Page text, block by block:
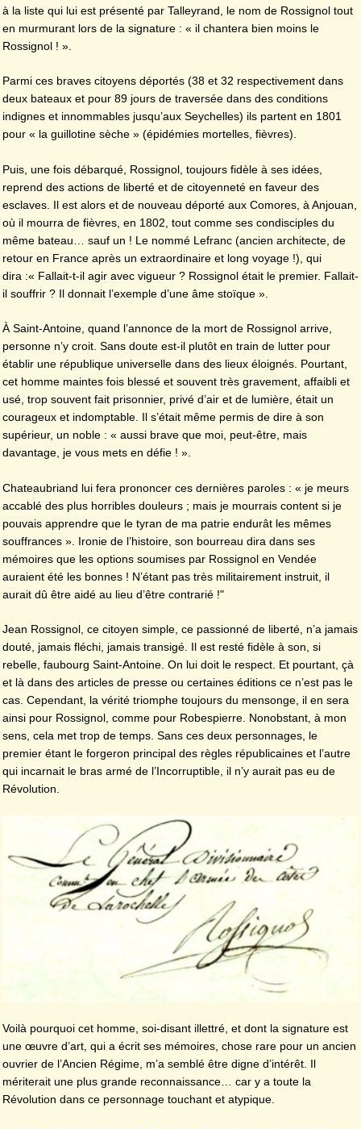
à la liste qui lui est présenté par Talleyrand, le nom de Rossignol tout
en murmurant lors de la signature : « il chantera bien moins le
Rossignol ! ».
Parmi ces braves citoyens déportés (38 et 32 respectivement dans
deux bateaux et pour 89 jours de traversée dans des conditions
indignes et innommables jusqu’aux Seychelles) ils partent en 1801
pour « la guillotine sèche » (épidémies mortelles, fièvres).
Puis, une fois débarqué, Rossignol, toujours fidèle à ses idées,
reprend des actions de liberté et de citoyenneté en faveur des
esclaves. Il est alors et de nouveau déporté aux Comores, à Anjouan,
où il mourra de fièvres, en 1802, tout comme ses condisciples du
même bateau… sauf un ! Le nommé Lefranc (ancien architecte, de
retour en France après un extraordinaire et long voyage !), qui
dira :« Fallait-t-il agir avec vigueur ? Rossignol était le premier. Fallait-
il souffrir ? Il donnait l’exemple d’une âme stoïque ».
À Saint-Antoine, quand l’annonce de la mort de Rossignol arrive,
personne n’y croit. Sans doute est-il plutôt en train de lutter pour
établir une république universelle dans des lieux éloignés. Pourtant,
cet homme maintes fois blessé et souvent très gravement, affaibli et
usé, trop souvent fait prisonnier, privé d’air et de lumière, était un
courageux et indomptable. Il s’était même permis de dire à son
supérieur, un noble : « aussi brave que moi, peut-être, mais
davantage, je vous mets en défie ! ».
Chateaubriand lui fera prononcer ces dernières paroles : « je meurs
accablé des plus horribles douleurs ; mais je mourrais content si je
pouvais apprendre que le tyran de ma patrie endurât les mêmes
souffrances ». Ironie de l’histoire, son bourreau dira dans ses
mémoires que les options soumises par Rossignol en Vendée
auraient été les bonnes ! N’étant pas très militairement instruit, il
aurait dû être aidé au lieu d’être contrarié !"
Jean Rossignol, ce citoyen simple, ce passionné de liberté, n’a jamais
douté, jamais fléchi, jamais transigé. Il est resté fidèle à son, si
rebelle, faubourg Saint-Antoine. On lui doit le respect. Et pourtant, çà
et là dans des articles de presse ou certaines éditions ce n’est pas le
cas. Cependant, la vérité triomphe toujours du mensonge, il en sera
ainsi pour Rossignol, comme pour Robespierre. Nonobstant, à mon
sens, cela met trop de temps. Sans ces deux personnages, le
premier étant le forgeron principal des règles républicaines et l’autre
qui incarnait le bras armé de l’Incorruptible, il n’y aurait pas eu de
Révolution.
Voilà pourquoi cet homme, soi-disant illettré, et dont la signature est
une œuvre d’art, qui a écrit ses mémoires, chose rare pour un ancien
ouvrier de l’Ancien Régime, m’a semblé être digne d’intérêt. Il
mériterait une plus grande reconnaissance… car y a toute la
Révolution dans ce personnage touchant et atypique.